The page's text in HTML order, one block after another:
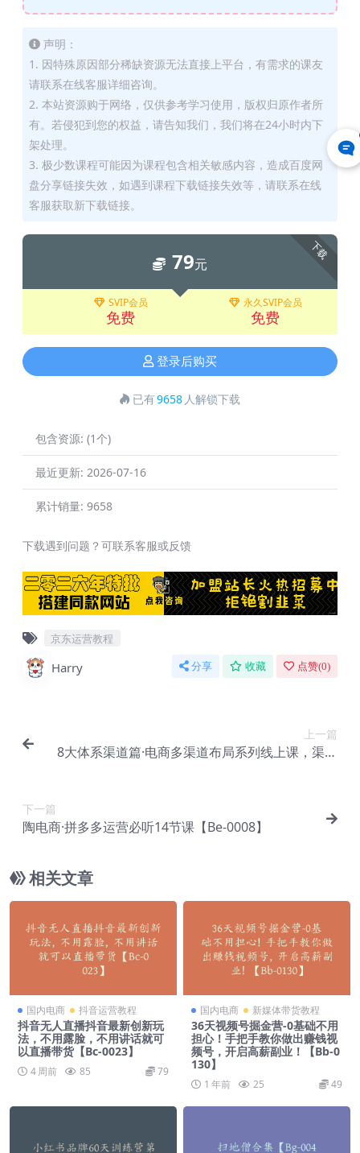
声明：
1. 因特殊原因部分稀缺资源无法直接上平台，有需求的课友
请联系在线客服详细咨询。
2. 本站资源购于网络，仅供参考学习使用，版权归原作者所
有。若侵犯到您的权益，请告知我们，我们将在24小时内下
架处理。
3. 极少数课程可能因为课程包含相关敏感内容，造成百度网
盘分享链接失效，如遇到课程下载链接失效等，请联系在线
客服获取新下载链接。
下载
79元
SVIP会员
免费
永久SVIP会员
免费
登录后购买
已有9658 人解锁下载
包含资源: (1个)
最近更新: 2026-07-16
累计销量: 9658
下载遇到问题？可联系客服或反馈
京东运营教程
Harry 分享 收藏 点赞(0)
上一篇
8大体系渠道篇·电商多渠道布局系列线上课，渠道
下一篇
陶电商·拼多多运营必听14节课【Be-0008】
相关文章
国内电商 抖音运营教程
抖音无人直播抖音最新创新玩
法，不用露脸，不用讲话就可
以直播带货【Bc-0023】
4 周前 85 79
国内电商 新媒体带货教程
36天视频号掘金营-0基础不用
担心！手把手教你做出赚钱视
频号，开启高薪副业！【Bb-0
130】
1 年前 25 49